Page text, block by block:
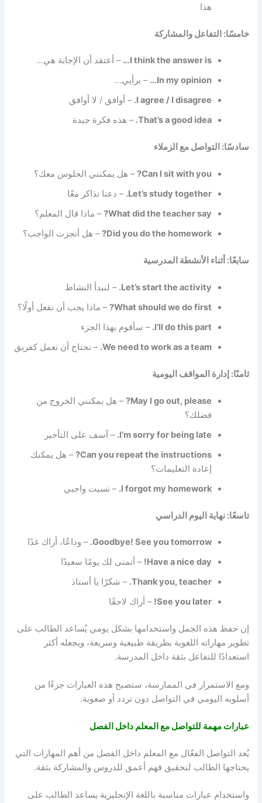
هذا
خامسًا: التفاعل والمشاركة
I think the answer is…
– أعتقد أن الإجابة هي…
In my opinion…
– برأيي…
I agree / I disagree. – أوافق / لا أوافق
That’s a good idea. – هذه فكرة جيدة
سادسًا: التواصل مع الزملاء
Can I sit with you? – هل يمكنني الجلوس معك؟
Let’s study together. – دعنا نذاكر معًا
What did the teacher say? – ماذا قال المعلم؟
Did you do the homework? – هل أنجزت الواجب؟
سابعًا: أثناء الأنشطة المدرسية
Let’s start the activity. – لنبدأ النشاط
What should we do first? – ماذا يجب أن نفعل أولًا؟
I’ll do this part. – سأقوم بهذا الجزء
We need to work as a team. – نحتاج أن نعمل كفريق
ثامنًا: إدارة المواقف اليومية
May I go out, please? – هل يمكنني الخروج من
فضلك؟
I’m sorry for being late. – آسف على التأخير
Can you repeat the instructions? – هل يمكنك
إعادة التعليمات؟
I forgot my homework. – نسيت واجبي
تاسعًا: نهاية اليوم الدراسي
Goodbye! See you tomorrow. – وداعًا، أراك غدًا
Have a nice day! – أتمنى لك يومًا سعيدًا
Thank you, teacher. – شكرًا يا أستاذ
See you later! – أراك لاحقًا
إن حفظ هذه الجمل واستخدامها بشكل يومي يُساعد الطالب على
تطوير مهاراته اللغوية بطريقة طبيعية وسريعة، ويجعله أكثر
استعدادًا للتفاعل بثقة داخل المدرسة.
ومع الاستمرار في الممارسة، ستصبح هذه العبارات جزءًا من
أسلوبه اليومي في التواصل دون تردد أو صعوبة.
عبارات مهمة للتواصل مع المعلم داخل الفصل
يُعد التواصل الفعّال مع المعلم داخل الفصل من أهم المهارات التي
يحتاجها الطالب لتحقيق فهم أعمق للدروس والمشاركة بثقة.
واستخدام عبارات مناسبة باللغة الإنجليزية يساعد الطالب على